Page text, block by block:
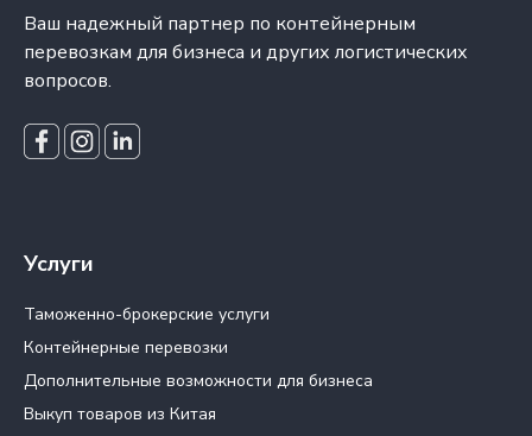
Ваш надежный партнер по контейнерным
перевозкам для бизнеса и других логистических
вопросов.
Услуги
Таможенно-брокерские услуги
Контейнерные перевозки
Дополнительные возможности для бизнеса
Выкуп товаров из Китая